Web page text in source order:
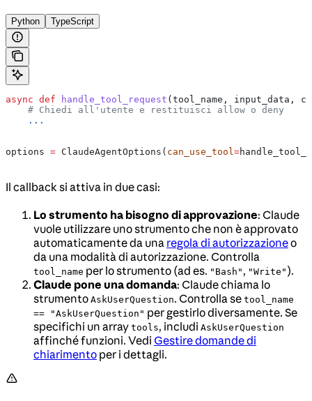
Python TypeScript
async def handle_tool_request ( tool_name , input_data ,
    # Chiedi all'utente e restituisci allow o deny
    ...
options = ClaudeAgentOptions( can_use_tool=
Il callback si attiva in due casi:
Lo strumento ha bisogno di approvazione: Claude
vuole utilizzare uno strumento che non è approvato
automaticamente da una regola di autorizzazioneo
da una modalità di autorizzazione. Controlla
tool_name per lo strumento (ad es. "Bash" , "Write" ).
Claude pone una domanda: Claude chiama lo
strumento AskUserQuestion. Controlla se tool_name
== "AskUserQuestion" per gestirlo diversamente. Se
specifichi un array tools, includi AskUserQuestion
affinché funzioni. Vedi Gestire domande di
chiarimento per i dettagli.